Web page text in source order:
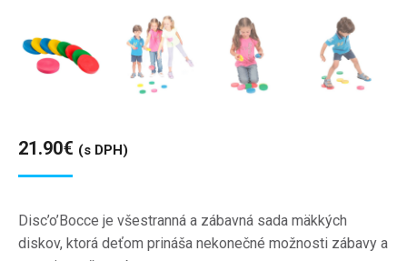
21.90€ (s DPH)
Disc’o’Bocce je všestranná a zábavná sada mäkkých
diskov, ktorá deťom prináša nekonečné možnosti zábavy a